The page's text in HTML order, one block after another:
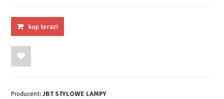
kup teraz!
Producent:JBT STYLOWE LAMPY